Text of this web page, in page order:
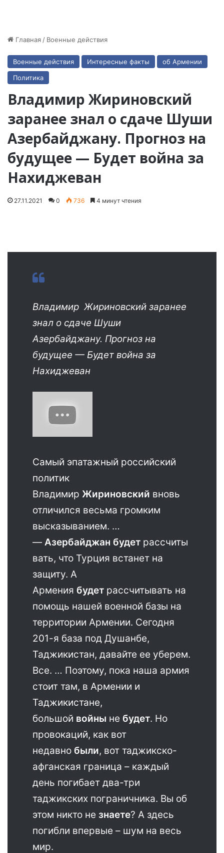
Главная / Военные действия
Военные действия Интересные факты
об Армении
Политика
Владимир Жириновский
заранее знал о сдаче Шуши
Азербайджану. Прогноз на
будущее — Будет война за
Нахиджеван
27.11.2021 0 736 4 минут чтения
Владимир Жириновский заранее
знал о сдаче Шуши
Азербайджану. Прогноз на
будущее — Будет война за
Нахиджеван
Самый эпатажный российский
политик
Владимир Жириновский вновь
отличился весьма громким
высказыванием. …
— Азербайджан будет рассчиты
вать, что Турция встанет на
защиту. А
Армения будет рассчитывать на
помощь нашей военной базы на
территории Армении. Сегодня
201-я база под Душанбе,
Таджикистан, давайте ее уберем.
Все. … Поэтому, пока наша армия
стоит там, в Армении и
Таджикистане,
большой войны не будет. Но
провокаций, как вот
недавно были, вот таджикско-
афганская граница – каждый
день погибает два-три
таджикских пограничника. Вы об
этом никто не знаете? А здесь
погибли впервые – шум на весь
мир.